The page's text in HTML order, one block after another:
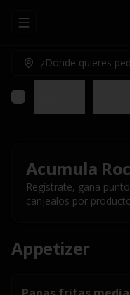
Abrir menu de
¿Dónde quieres
Acumula
Regístrate, gana
canjealos por
Appetizer